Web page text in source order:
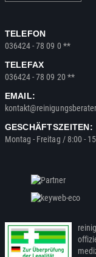
TELEFON
036424 - 78 09 0 **
TELEFAX
036424 - 78 09 20 **
EMAIL:
GESCHÄFTSZEITEN:
Montag - Freitag / 8:00 -